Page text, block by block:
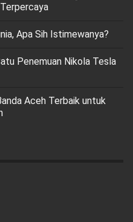
Apa Sih Istimewanya?
Penemuan Nikola Tesla
Aceh Terbaik untuk